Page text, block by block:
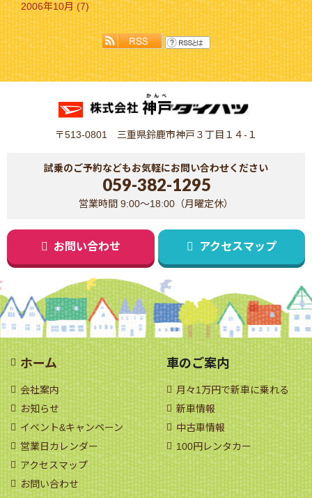
2006年10月 (7)
〒513-0801 三重県鈴鹿市神戸３丁目１４-１
試乗のご予約などもお気軽にお問い合わせください
059-382-1295
営業時間 9:00～18:00（月曜定休）
お問い合わせ アクセスマップ
ホーム
会社案内
お知らせ
イベント&キャンペーン
営業日カレンダー
アクセスマップ
お問い合わせ
車のご案内
月々1万円で新車に乗れる
新車情報
中古車情報
100円レンタカー